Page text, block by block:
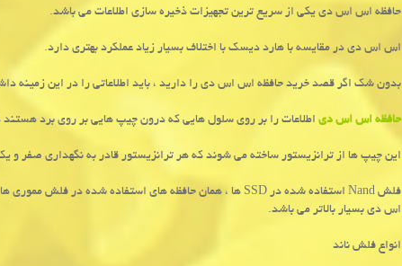
حافظه اس اس دی یکی از سریع ترین تجهیزات ذخیره سازی اطلاعات می باشد.
اس اس دی در مقایسه با هارد دیسک با اختلاف بسیار زیاد عملکرد بهتری دارد.
بدون شک اگر قصد خرید حافظه اس اس دی را دارید ، باید اطلاعاتی را در این زمینه
حافظه اس اس دی اطلاعات را بر روی سلول هایی که درون چیپ هایی بر روی برد
این چیپ ها از ترانزیستور ساخته می شوند که هر ترانزیستور قادر به نگهداری صفر و
فلش Nand استفاده شده در SSD ها ، همان حافظه های استفاده شده در فلش مموری
اس دی بسیار بالاتر می باشد.
انواع فلش ناند